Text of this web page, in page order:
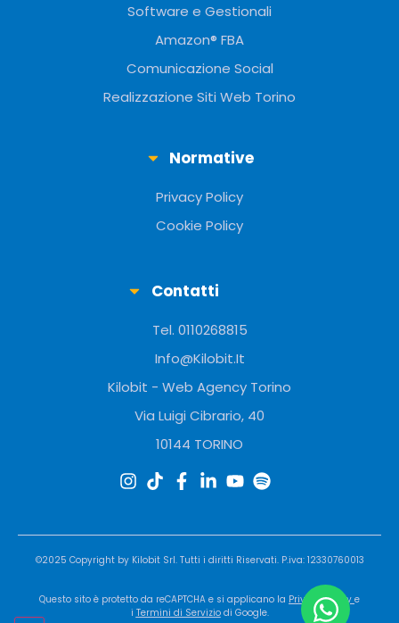
Software e Gestionali
Amazon® FBA
Comunicazione Social
Realizzazione Siti Web Torino
Normative
Privacy Policy
Cookie Policy
Contatti
Tel. 0110268815
Info@Kilobit.It
Kilobit - Web Agency Torino
Via Luigi Cibrario, 40
10144 TORINO
©2025 Copyright by KilobitSrl. Tutti i diritti Riservati. P.iva: 12330760013
Questo sito è protetto da reCAPTCHA e si applicano la Privacy Policy e
i Termini di Serviziodi Google.